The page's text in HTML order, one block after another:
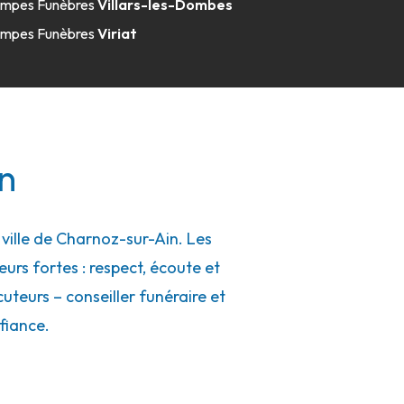
FunèbresVillars-les-Dombes
FunèbresViriat
de Charnoz-sur-Ain. Les
fortes : respect, écoute et
– conseiller funéraire et